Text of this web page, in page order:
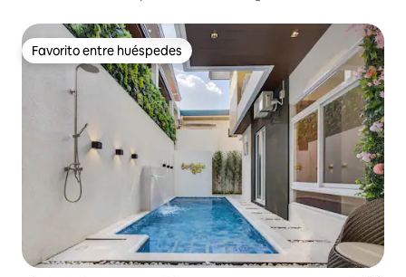
Favorito entre huéspedes
Favorito entre huéspedes